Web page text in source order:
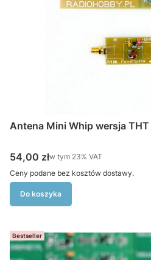
Antena Mini Whip wersja
Cena brutto
54,00 złw tym %s VAT
w tym 23% VAT
Ceny podane bez kosztów dostawy.
Do koszyka
Bestseller